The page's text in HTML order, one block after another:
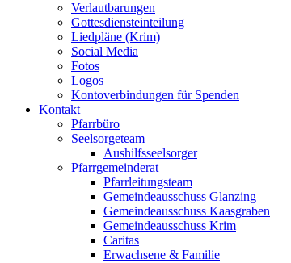
Verlautbarungen
Gottesdiensteinteilung
Liedpläne (Krim)
Social Media
Fotos
Logos
Kontoverbindungen für Spenden
Kontakt
Pfarrbüro
Seelsorgeteam
Aushilfsseelsorger
Pfarrgemeinderat
Pfarrleitungsteam
Gemeindeausschuss Glanzing
Gemeindeausschuss Kaasgraben
Gemeindeausschuss Krim
Caritas
Erwachsene & Familie